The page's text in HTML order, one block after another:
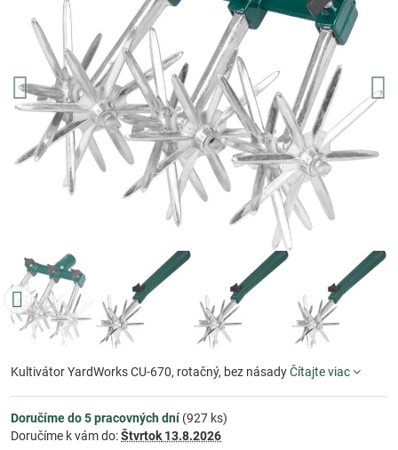
Kultivátor YardWorks CU-670, rotačný, bez násadyČítajte viac
Doručíme do 5 pracovných dní(927 ks)
Doručíme k vám do:Štvrtok 13.8.2026